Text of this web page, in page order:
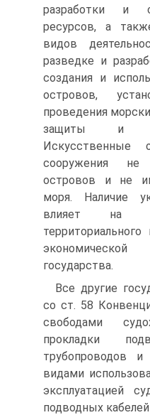
разработки и
ресурсов, а
видов
разведке и
создания и
островов,
проведения
защиты и
Искусственные
сооружения не
островов и не
моря. Наличие
влияет на
государства.
Все другие
со ст. 58
свободами
прокладки
трубопроводов
видами
эксплуатацией
подводных